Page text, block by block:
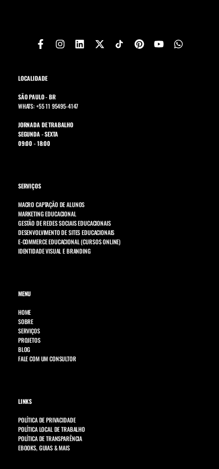
LOCALIDADE
SÃO PAULO - BR
WHATS: +55 11 95495-4147
JORNADA DE TRABALHO
SEGUNDA - SEXTA
09:00 - 18:00
SERVIÇOS
MACRO CAPTAÇÃO DE ALUNOS
MARKETING EDUCACIONAL
GESTÃO DE REDES SOCIAIS EDUCACIONAIS
DESENVOLVIMENTO DE SITES EDUCACIONAIS
E-COMMERCE EDUCACIONAL (CURSOS ONLINE)
IDENTIDADE VISUAL E BRANDING
MENU
HOME
SOBRE
SERVIÇOS
PROJETOS
BLOG
FALE COM UM CONSULTOR
LINKS
POLÍTICA DE PRIVACIDADE
POLÍTICA LOCAL DE TRABALHO
POLÍTICA DE TRANSPARÊNCIA
EBOOKS, GUIAS & MAIS